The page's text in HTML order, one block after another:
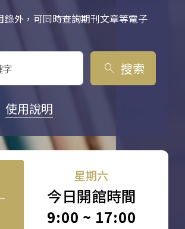
錄外，可同時查詢期刊文章等電子
search 搜索
使用說明
星期六
今日開館時間
9:00 ~ 17:00